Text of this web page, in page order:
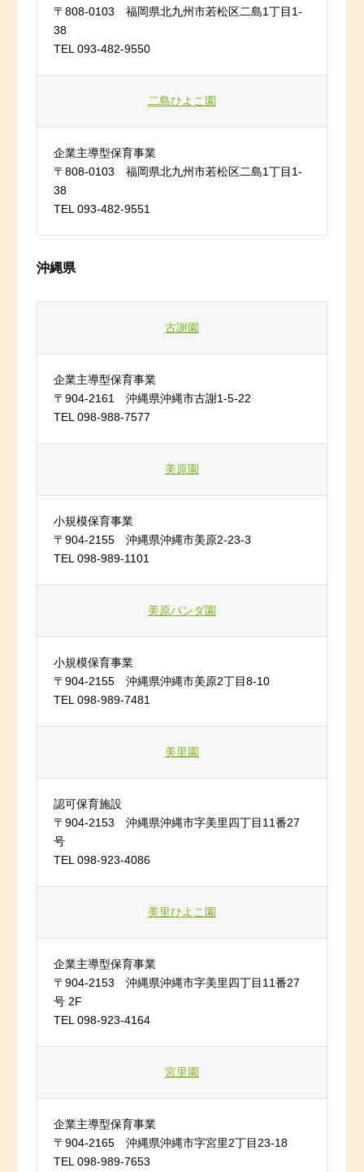
〒808-0103 福岡県北九州市若松区二島1丁目1-
38
TEL 093-482-9550
二島ひよこ園
企業主導型保育事業
〒808-0103 福岡県北九州市若松区二島1丁目1-
38
TEL 093-482-9551
沖縄県
古謝園
企業主導型保育事業
〒904-2161 沖縄県沖縄市古謝1-5-22
TEL 098-988-7577
美原園
小規模保育事業
〒904-2155 沖縄県沖縄市美原2-23-3
TEL 098-989-1101
美原パンダ園
小規模保育事業
〒904-2155 沖縄県沖縄市美原2丁目8-10
TEL 098-989-7481
美里園
認可保育施設
〒904-2153 沖縄県沖縄市字美里四丁目11番27
号
TEL 098-923-4086
美里ひよこ園
企業主導型保育事業
〒904-2153 沖縄県沖縄市字美里四丁目11番27
号 2F
TEL 098-923-4164
宮里園
企業主導型保育事業
〒904-2165 沖縄県沖縄市字宮里2丁目23-18
TEL 098-989-7653